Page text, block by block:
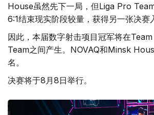
House虽然先下一局，但Liga Pro
6:1结束现实阶段较量，获得另一张决赛
因此，本届数字射击项目冠军将在
Team之间产生。NOVAQ和Minsk
名。
决赛将于8月8日举行。